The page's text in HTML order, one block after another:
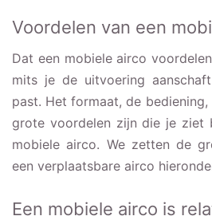
Voordelen van een
Dat een mobiele airco
mits je de uitvoering
past. Het formaat, de
grote voordelen zijn die je ziet
mobiele airco. We zetten de
een verplaatsbare airco
Een mobiele airco is